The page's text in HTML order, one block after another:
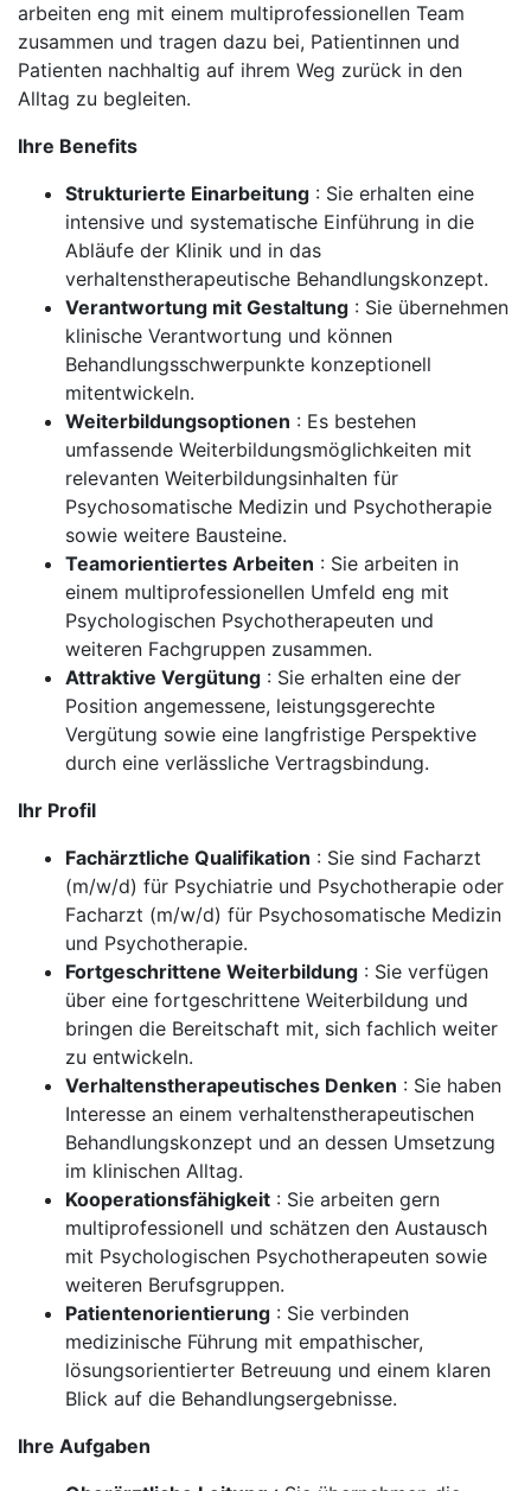
arbeiten eng mit einem multiprofessionellen Team
zusammen und tragen dazu bei, Patientinnen und
Patienten nachhaltig auf ihrem Weg zurück in den
Alltag zu begleiten.
Ihre Benefits
Strukturierte Einarbeitung : Sie erhalten eine
intensive und systematische Einführung in die
Abläufe der Klinik und in das
verhaltenstherapeutische Behandlungskonzept.
Verantwortung mit Gestaltung : Sie übernehmen
klinische Verantwortung und können
Behandlungsschwerpunkte konzeptionell
mitentwickeln.
Weiterbildungsoptionen : Es bestehen
umfassende Weiterbildungsmöglichkeiten mit
relevanten Weiterbildungsinhalten für
Psychosomatische Medizin und Psychotherapie
sowie weitere Bausteine.
Teamorientiertes Arbeiten : Sie arbeiten in
einem multiprofessionellen Umfeld eng mit
Psychologischen Psychotherapeuten und
weiteren Fachgruppen zusammen.
Attraktive Vergütung : Sie erhalten eine der
Position angemessene, leistungsgerechte
Vergütung sowie eine langfristige Perspektive
durch eine verlässliche Vertragsbindung.
Ihr Profil
Fachärztliche Qualifikation : Sie sind Facharzt
(m/w/d) für Psychiatrie und Psychotherapie oder
Facharzt (m/w/d) für Psychosomatische Medizin
und Psychotherapie.
Fortgeschrittene Weiterbildung : Sie verfügen
über eine fortgeschrittene Weiterbildung und
bringen die Bereitschaft mit, sich fachlich weiter
zu entwickeln.
Verhaltenstherapeutisches Denken : Sie haben
Interesse an einem verhaltenstherapeutischen
Behandlungskonzept und an dessen Umsetzung
im klinischen Alltag.
Kooperationsfähigkeit : Sie arbeiten gern
multiprofessionell und schätzen den Austausch
mit Psychologischen Psychotherapeuten sowie
weiteren Berufsgruppen.
Patientenorientierung : Sie verbinden
medizinische Führung mit empathischer,
lösungsorientierter Betreuung und einem klaren
Blick auf die Behandlungsergebnisse.
Ihre Aufgaben